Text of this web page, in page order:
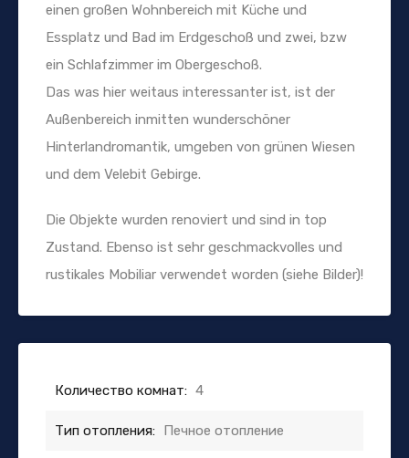
einen großen Wohnbereich mit Küche und
Essplatz und Bad im Erdgeschoß und zwei, bzw
ein Schlafzimmer im Obergeschoß.
Das was hier weitaus interessanter ist, ist der
Außenbereich inmitten wunderschöner
Hinterlandromantik, umgeben von grünen Wiesen
und dem Velebit Gebirge.
Die Objekte wurden renoviert und sind in top
Zustand. Ebenso ist sehr geschmackvolles und
rustikales Mobiliar verwendet worden (siehe Bilder)!
Количество комнат: 4
Тип отопления: Печное отопление